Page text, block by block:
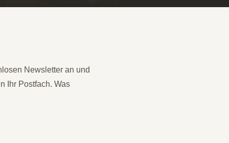
Newsletter an und
Ihr Postfach. Was